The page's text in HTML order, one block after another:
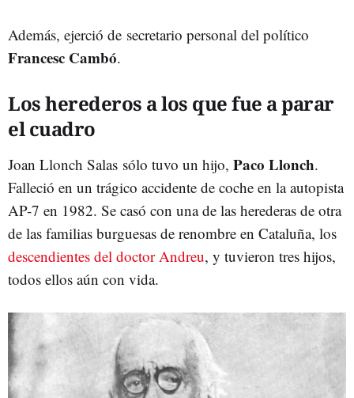
Además, ejerció de secretario personal del político
Francesc Cambó.
Los herederos a los que fue a parar
el cuadro
Joan Llonch Salas sólo tuvo un hijo, Paco Llonch.
Falleció en un trágico accidente de coche en la autopista
AP-7 en 1982. Se casó con una de las herederas de otra
de las familias burguesas de renombre en Cataluña, los
descendientes del doctor Andreu, y tuvieron tres hijos,
todos ellos aún con vida.